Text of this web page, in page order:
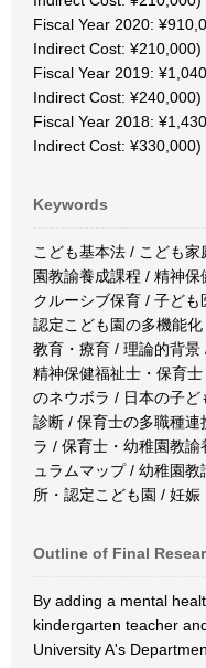
Fiscal Year 2020:
Indirect Cost: ¥210,000)
Fiscal Year 2019:
Indirect Cost: ¥240,000)
Fiscal Year 2018:
Indirect Cost: ¥330,000)
Keywords
こども基本法 / こども
園教諭養成課程 / 精神
クルーシブ保育 / 子ども
認定こども園の多機能
教育・療育 / 理論的背
精神保健福祉士・保育
のネウボラ / 日本の子
診断 / 保育士の多職種
ラ / 保育士・幼稚園教
ュラムマップ / 幼稚園
所・認定こども園 / 妊
Outline of Final
By adding a mental
kindergarten teacher
University A's